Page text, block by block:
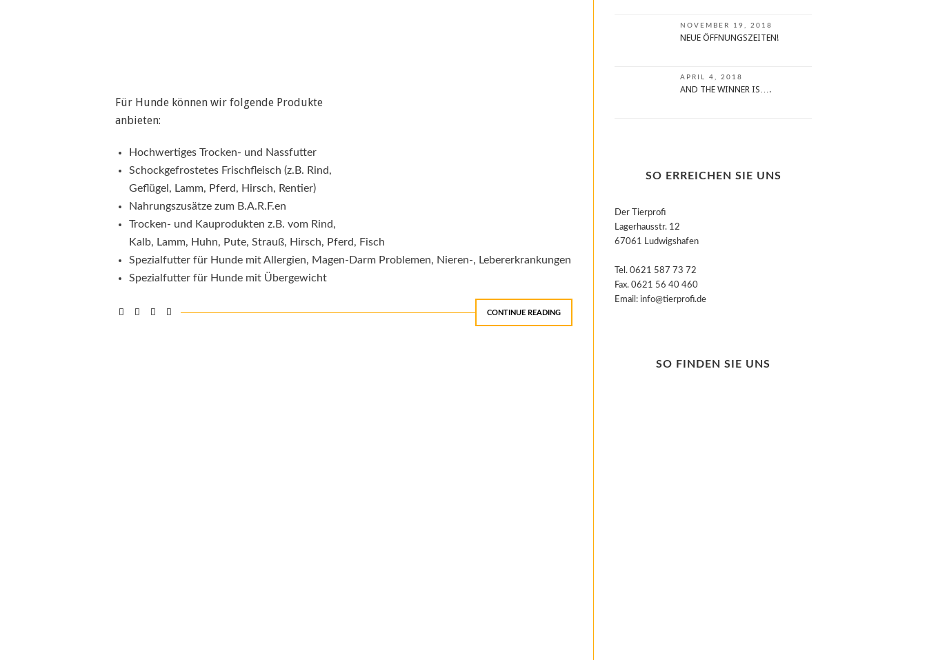
Für Hunde können wir folgende Produkte
anbieten:
Hochwertiges Trocken- und Nassfutter
Schockgefrostetes Frischfleisch (z.B. Rind,
Geflügel, Lamm, Pferd, Hirsch, Rentier)
Nahrungszusätze zum B.A.R.F.en
Trocken- und Kauprodukten z.B. vom Rind,
Kalb, Lamm, Huhn, Pute, Strauß, Hirsch, Pferd, Fisch
Spezialfutter für Hunde mit Allergien, Magen-Darm Problemen, Nieren-, Lebererkrankungen
Spezialfutter für Hunde mit Übergewicht
CONTINUE READING
NOVEMBER 19, 2018
NEUE ÖFFNUNGSZEITEN!
APRIL 4, 2018
AND THE WINNER IS….
SO ERREICHEN SIE UNS
Der Tierprofi
Lagerhausstr. 12
67061 Ludwigshafen
Tel. 0621 587 73 72
Fax. 0621 56 40 460
Email: info@tierprofi.de
SO FINDEN SIE UNS